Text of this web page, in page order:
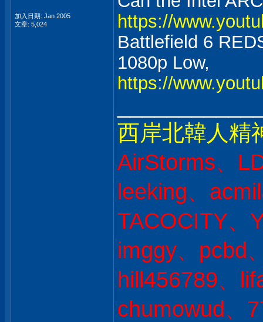
加入日期: Jan 2005
文章: 5,024
https://
Battlefield 6
1080p Low,
https://
西岸北韓人精
AirStorms、
leeking、
TACOCITY、
imggy、pcbd
hill456789、
chumowud、